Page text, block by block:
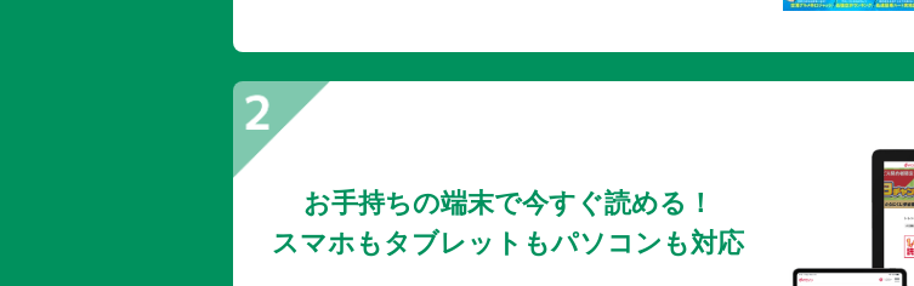
お手持ちの端末で今すぐ読める！
スマホもタブレットもパソコンも対応